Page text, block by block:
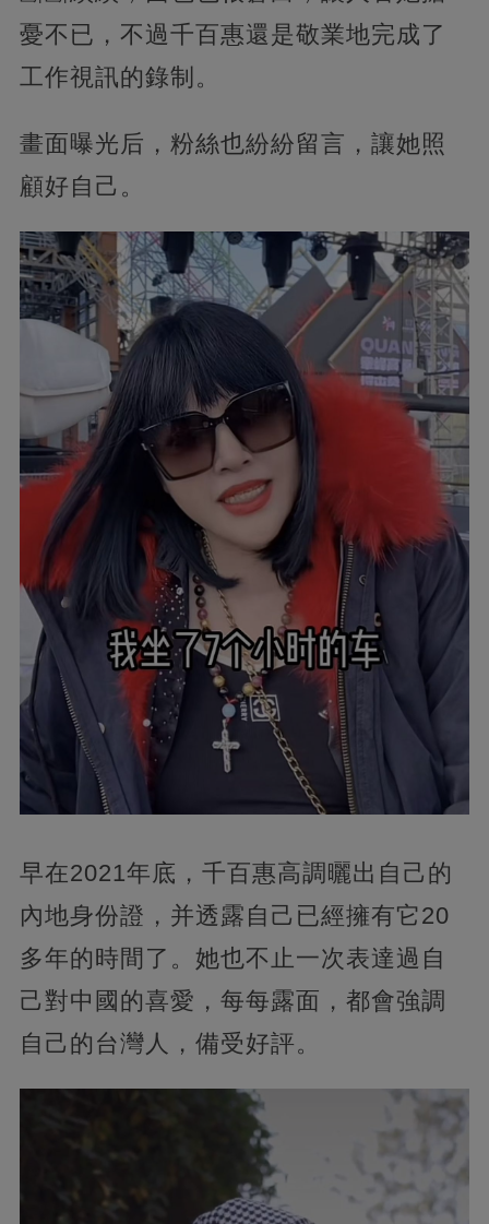
憂不已，不過千百惠還是敬業地完成了
工作視訊的錄制。
畫面曝光后，粉絲也紛紛留言，讓她照
顧好自己。
早在2021年底，千百惠高調曬出自己的
內地身份證，并透露自己已經擁有它20
多年的時間了。她也不止一次表達過自
己對中國的喜愛，每每露面，都會強調
自己的台灣人，備受好評。